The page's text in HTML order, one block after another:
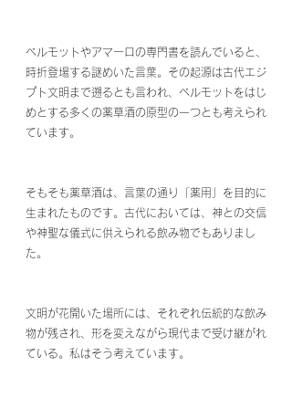
ベルモットやアマーロの専門書を読んでいると、
時折登場する謎めいた言葉。その起源は古代エジ
プト文明まで遡るとも言われ、ベルモットをはじ
めとする多くの薬草酒の原型の一つとも考えられ
ています。
そもそも薬草酒は、言葉の通り「薬用」を目的に
生まれたものです。古代においては、神との交信
や神聖な儀式に供えられる飲み物でもありまし
た。
文明が花開いた場所には、それぞれ伝統的な飲み
物が残され、形を変えながら現代まで受け継がれ
ている。私はそう考えています。